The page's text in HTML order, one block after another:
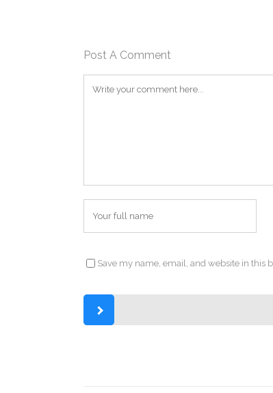
Post A Comment
Save my name, email, and website in this